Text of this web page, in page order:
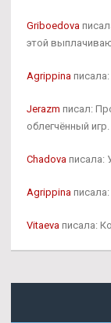
Griboedova
этой
Agrippina
Jerazm писал:
облегчённый игр.
Chadova писала:
Agrippina
Vitaeva писала: